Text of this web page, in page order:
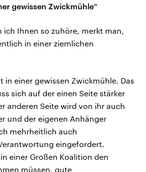
gewissen Zwickmühle“
ich Ihnen so zuhöre, merkt man,
in einer ziemlichen
in einer gewissen Zwickmühle. Das
sich auf der einen Seite stärker
anderen Seite wird von ihr auch
und der eigenen Anhänger
mehrheitlich auch
eingefordert.
einer Großen Koalition den
müssen, gute